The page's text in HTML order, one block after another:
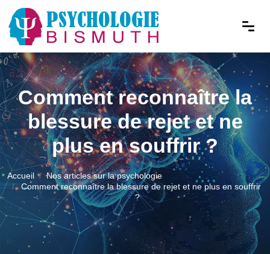
Comment reconnaître la
blessure de rejet et ne
plus en souffrir ?
Accueil
Nos articles sur la psychologie
Comment reconnaître la blessure de rejet et ne plus en souffrir
?